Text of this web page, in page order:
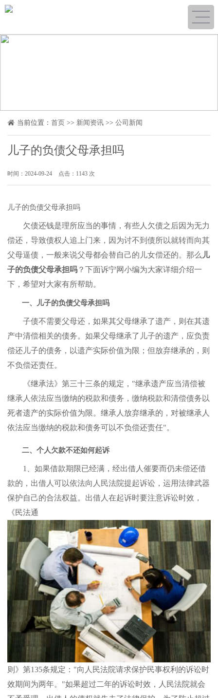
当前位置： 首页 >> 新闻资讯 >> 公司新闻
儿子的负债父母承担吗
时间：2024-09-24 点击：1143 次
儿子的负债父母承担吗
欠债还钱是理所应当的事情，有些人欠债之后因为无力
偿还，导致债权人追上门来，因为讨不到债所以就转而向其
父母逼债，一般来说父母都会替自己的儿女偿还的。那么 儿
子的负债父母承担吗 ？下面诉宁网小编为大家详细介绍一
下，希望对大家有所帮助。
一、儿子的负债父母承担吗
子债不需要父母还，如果其父母继承了遗产，则在其遗
产中清偿相关的债务。如果父母继承了儿子的遗产，应负责
偿还儿子的债务，以遗产实际价值为限；但放弃继承的，则
不负偿还责任。
《继承法》第三十三条的规定，"继承遗产应当清偿被
继承人依法应当缴纳的税款和债务，缴纳税款和清偿债务以
死者遗产的实际价值为限。继承人放弃继承的，对被继承人
依法应当缴纳的税款和债务可以不负偿还责任"。
二、个人欠款不还如何起诉
1、如果借款期限已经满，经出借人催要而仍未偿还借
款的，出借人可以依法向人民法院提起诉讼，运用法律武器
保护自己的合法权益。出借人在起诉时要注意诉讼时效，
《民法通
则》第135条规定："向人民法院请求保护民事权利的诉讼时
效期间为两年。"如果超过二年的诉讼时效，人民法院就会